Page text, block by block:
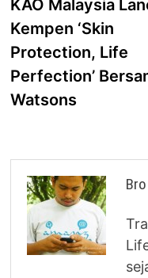
navigation
KAO Malaysia
Kempen ‘Skin
Protection, Life
Perfection’
Watsons